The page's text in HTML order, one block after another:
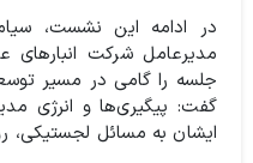
در ادامه این نشست،
مدیرعامل شرکت
جلسه را گامی در مسیر
گفت: پیگیری‌ها و انرژی
ایشان به مسائل لجستیکی،